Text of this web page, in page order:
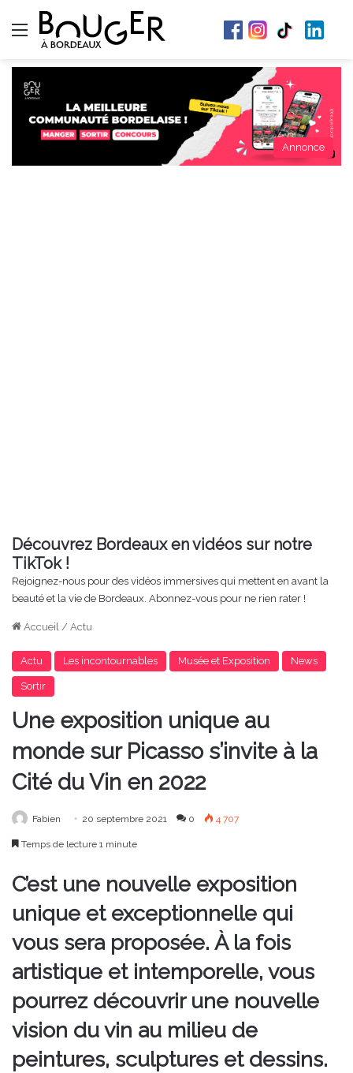
Menu
Annonce
Découvrez Bordeaux en vidéos sur notre
TikTok !
Rejoignez-nous pour des vidéos immersives qui mettent en avant la
beauté et la vie de Bordeaux. Abonnez-vous pour ne rien rater !
Accueil / Actu
Actu Les incontournables Musée et Exposition News
Sortir
Une exposition unique au
monde sur Picasso s’invite à la
Cité du Vin en 2022
Fabien 20 septembre 2021 0 4 707
Temps de lecture 1 minute
C’est une nouvelle exposition
unique et exceptionnelle qui
vous sera proposée. À la fois
artistique et intemporelle, vous
pourrez découvrir une nouvelle
vision du vin au milieu de
peintures, sculptures et dessins.